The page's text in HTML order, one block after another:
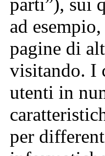
parti”), sui
ad
pagine di
visitando. I
utenti in
per